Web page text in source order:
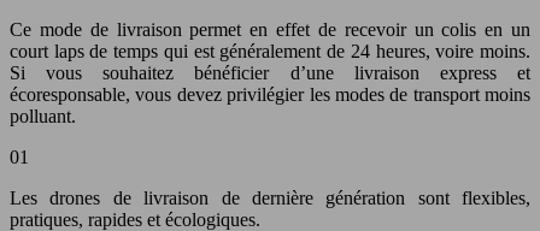
Ce mode de livraison permet en effet de recevoir un colis en un
court laps de temps qui est généralement de 24 heures, voire moins.
Si vous souhaitez bénéficier d’une livraison express et
écoresponsable, vous devez privilégier les modes de transport moins
polluant.
01
Les drones de livraison de dernière génération sont flexibles,
pratiques, rapides et écologiques.